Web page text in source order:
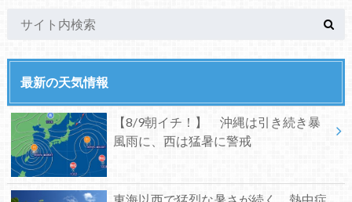
最新の天気情報
【8/9朝イチ！】 沖縄は引き続き暴
風雨に、西は猛暑に警戒
東海以西で猛烈な暑さが続く、熱中症